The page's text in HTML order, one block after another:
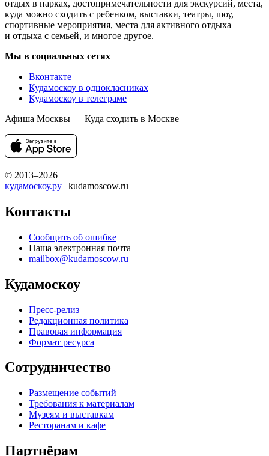
отдых в парках, достопримечательности для экскурсий, места,
куда можно сходить с ребенком, выставки, театры, шоу,
спортивные мероприятия, места для активного отдыха
и отдыха с семьей, и многое другое.
Мы в социальных сетях
Вконтакте
Кудамоскоу в однокласниках
Кудамоскоу в телеграме
Афиша Москвы — Куда сходить в Москве
© 2013–2026
кудамоскоу.ру | kudamoscow.ru
Контакты
Сообщить об ошибке
Наша электронная почта
mailbox@kudamoscow.ru
Кудамоскоу
Пресс-релиз
Редакционная политика
Правовая информация
Формат ресурса
Сотрудничество
Размещение событий
Требования к материалам
Музеям и выставкам
Ресторанам и кафе
Партнёрам